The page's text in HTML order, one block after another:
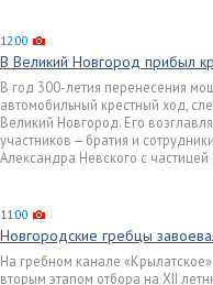
12:00
В Великий Новгород прибыл
В год 300-летия перенесения
автомобильный крестный ход,
Великий Новгород. Его
участников — братия и
Александра Невского с
11:00
Новгородские гребцы
На гребном канале
вторым этапом отбора на XII